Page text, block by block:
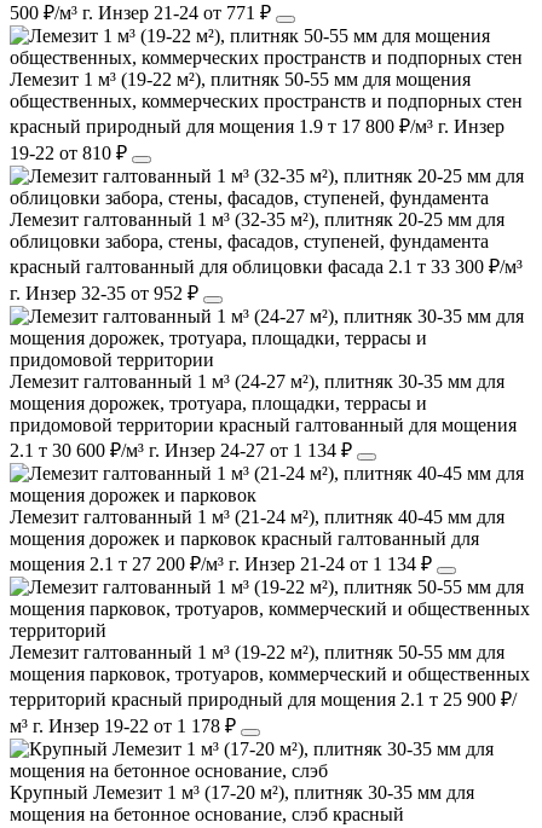
500 ₽/м³ г. Инзер 21-24 от 771 ₽
Лемезит 1 м³ (19-22 м²), плитняк 50-55 мм для мощения
общественных, коммерческих пространств и подпорных стен
красный природный для мощения 1.9 т 17 800 ₽/м³ г. Инзер
19-22 от 810 ₽
Лемезит галтованный 1 м³ (32-35 м²), плитняк 20-25 мм для
облицовки забора, стены, фасадов, ступеней, фундамента
красный галтованный для облицовки фасада 2.1 т 33 300 ₽/м³
г. Инзер 32-35 от 952 ₽
Лемезит галтованный 1 м³ (24-27 м²), плитняк 30-35 мм для
мощения дорожек, тротуара, площадки, террасы и
придомовой территории красный галтованный для мощения
2.1 т 30 600 ₽/м³ г. Инзер 24-27 от 1 134 ₽
Лемезит галтованный 1 м³ (21-24 м²), плитняк 40-45 мм для
мощения дорожек и парковок красный галтованный для
мощения 2.1 т 27 200 ₽/м³ г. Инзер 21-24 от 1 134 ₽
Лемезит галтованный 1 м³ (19-22 м²), плитняк 50-55 мм для
мощения парковок, тротуаров, коммерческий и общественных
территорий красный природный для мощения 2.1 т 25 900 ₽/
м³ г. Инзер 19-22 от 1 178 ₽
Крупный Лемезит 1 м³ (17-20 м²), плитняк 30-35 мм для
мощения на бетонное основание, слэб красный